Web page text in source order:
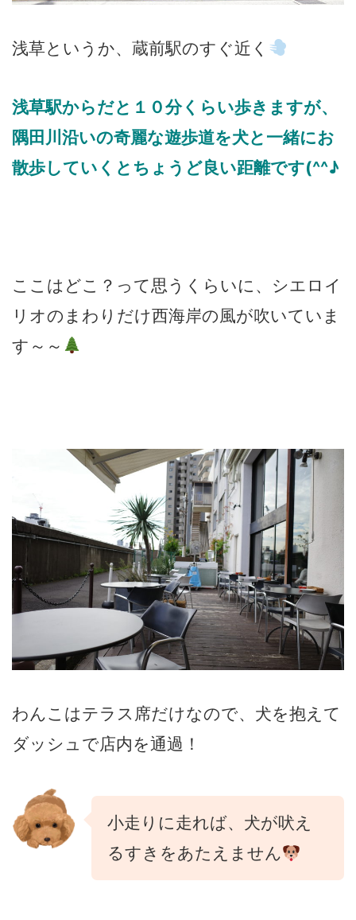
浅草というか、蔵前駅のすぐ近く
浅草駅からだと１０分くらい歩きますが、
隅田川沿いの奇麗な遊歩道を犬と一緒にお
散歩していくとちょうど良い距離です(^^♪
ここはどこ？って思うくらいに、シエロイ
リオのまわりだけ西海岸の風が吹いていま
す～～
わんこはテラス席だけなので、犬を抱えて
ダッシュで店内を通過！
小走りに走れば、犬が吠え
るすきをあたえません